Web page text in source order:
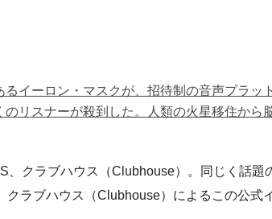
るイーロン・マスクが、招待制の音声プラ
のリスナーが殺到した。人類の火星移住から
、クラブハウス（Clubhouse）。同じく話
クラブハウス（Clubhouse）によるこの公